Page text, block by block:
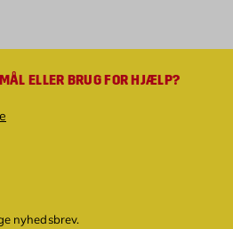
ELLER BRUG FOR HJÆLP?
nyhedsbrev.